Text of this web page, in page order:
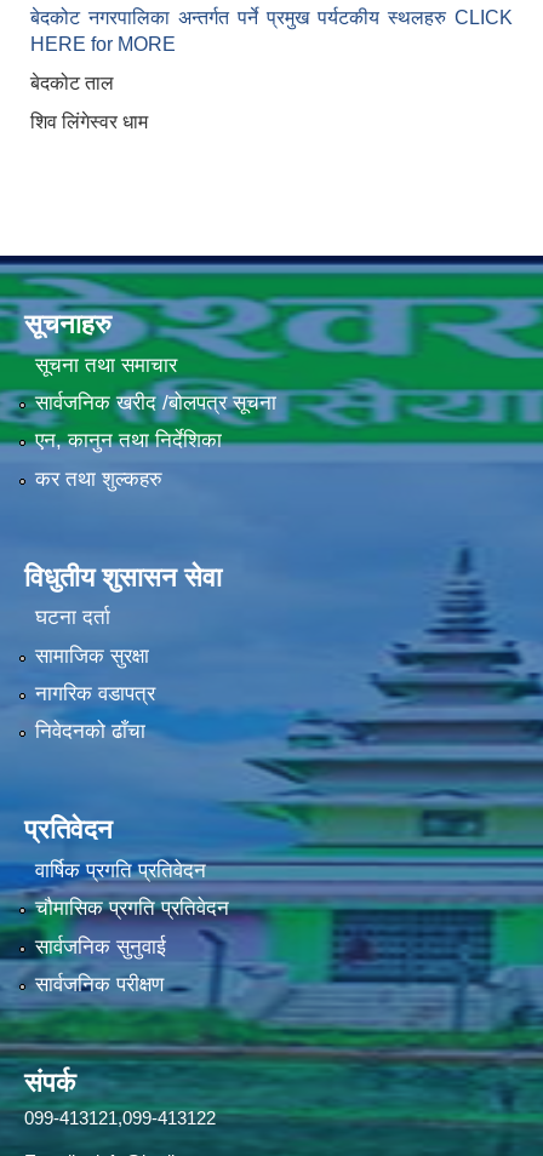
बेदकोट नगरपालिका अन्तर्गत पर्ने प्रमुख पर्यटकीय स्थलहरु CLICK
HERE for MORE
बेदकोट ताल
शिव लिंगेस्वर धाम
सूचनाहरु
सूचना तथा समाचार
सार्वजनिक खरीद /बोलपत्र सूचना
एन, कानुन तथा निर्देशिका
कर तथा शुल्कहरु
विधुतीय शुसासन सेवा
घटना दर्ता
सामाजिक सुरक्षा
नागरिक वडापत्र
निवेदनको ढाँचा
प्रतिवेदन
वार्षिक प्रगति प्रतिवेदन
चौमासिक प्रगति प्रतिवेदन
सार्वजनिक सुनुवाई
सार्वजनिक परीक्षण
संपर्क
099-413121,099-413122